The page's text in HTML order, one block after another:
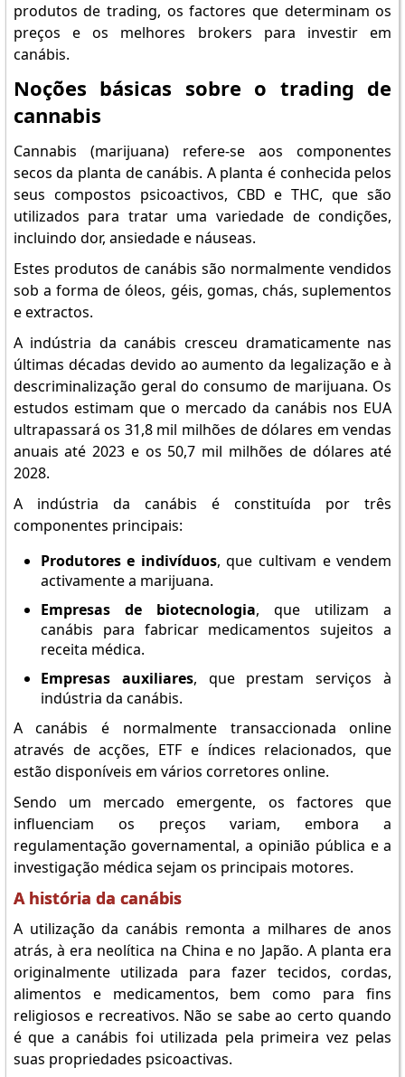
produtos de trading, os factores que determinam os
preços e os melhores brokers para investir em
canábis.
Noções básicas sobre o trading de
cannabis
Cannabis (marijuana) refere-se aos componentes
secos da planta de canábis. A planta é conhecida pelos
seus compostos psicoactivos, CBD e THC, que são
utilizados para tratar uma variedade de condições,
incluindo dor, ansiedade e náuseas.
Estes produtos de canábis são normalmente vendidos
sob a forma de óleos, géis, gomas, chás, suplementos
e extractos.
A indústria da canábis cresceu dramaticamente nas
últimas décadas devido ao aumento da legalização e à
descriminalização geral do consumo de marijuana. Os
estudos estimam que o mercado da canábis nos EUA
ultrapassará os 31,8 mil milhões de dólares em vendas
anuais até 2023 e os 50,7 mil milhões de dólares até
2028.
A indústria da canábis é constituída por três
componentes principais:
Produtores e indivíduos, que cultivam e vendem
activamente a marijuana.
Empresas de biotecnologia, que utilizam a
canábis para fabricar medicamentos sujeitos a
receita médica.
Empresas auxiliares, que prestam serviços à
indústria da canábis.
A canábis é normalmente transaccionada online
através de acções, ETF e índices relacionados, que
estão disponíveis em vários corretores online.
Sendo um mercado emergente, os factores que
influenciam os preços variam, embora a
regulamentação governamental, a opinião pública e a
investigação médica sejam os principais motores.
A história da canábis
A utilização da canábis remonta a milhares de anos
atrás, à era neolítica na China e no Japão. A planta era
originalmente utilizada para fazer tecidos, cordas,
alimentos e medicamentos, bem como para fins
religiosos e recreativos. Não se sabe ao certo quando
é que a canábis foi utilizada pela primeira vez pelas
suas propriedades psicoactivas.